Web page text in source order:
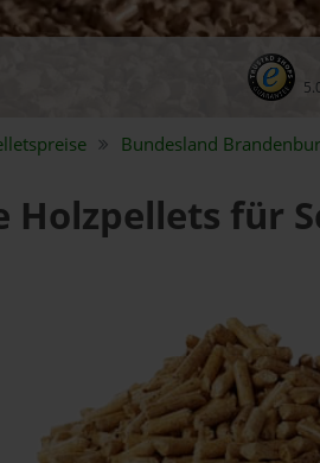
Bundesland
Holzpellets für